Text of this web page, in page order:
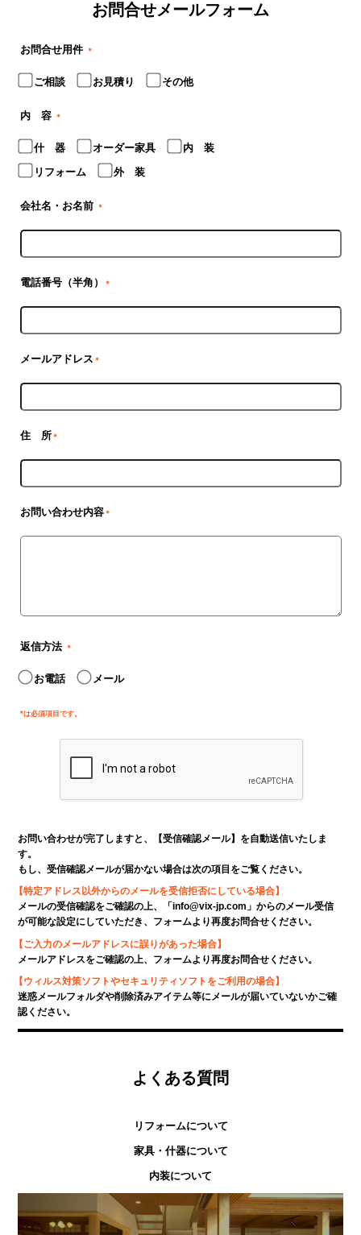
お問合せメールフォーム
お問合せ用件 ＊
ご相談 お見積り その他
内 容 ＊
什 器 オーダー家具
内 装
リフォーム
外 装
会社名・お名前 ＊
電話番号（半角） ＊
メールアドレス ＊
住 所＊
お問い合わせ内容＊
返信方法 ＊
お電話 メール
*は必須項目です。
お問い合わせが完了しますと、【受信確認メール】を自動送信いたしま
す。
もし、受信確認メールが届かない場合は次の項目をご覧ください。
【特定アドレス以外からのメールを受信拒否にしている場合】
メールの受信確認をご確認の上、「info@vix-jp.com」からのメール受信
が可能な設定にしていただき、フォームより再度お問合せください。
【ご入力のメールアドレスに誤りがあった場合】
メールアドレスをご確認の上、フォームより再度お問合せください。
【ウィルス対策ソフトやセキュリティソフトをご利用の場合】
迷惑メールフォルダや削除済みアイテム等にメールが届いていないかご確
認ください。
よくある質問
リフォームについて
家具・什器について
内装について